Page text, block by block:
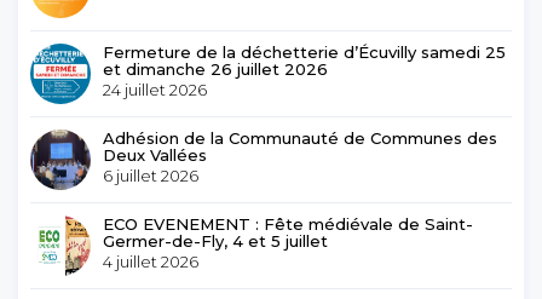
Fermeture de la déchetterie d’Écuvilly samedi 25
et dimanche 26 juillet 2026
24 juillet 2026
Adhésion de la Communauté de Communes des
Deux Vallées
6 juillet 2026
ECO EVENEMENT : Fête médiévale de Saint-
Germer-de-Fly, 4 et 5 juillet
4 juillet 2026